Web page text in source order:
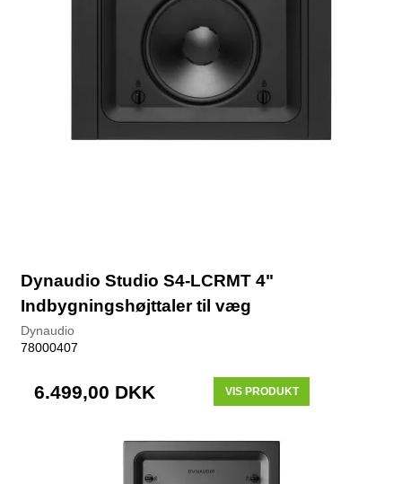
Dynaudio Studio S4-LCRMT 4"
Indbygningshøjttaler til væg
Dynaudio
78000407
6.499,00 DKK VIS PRODUKT